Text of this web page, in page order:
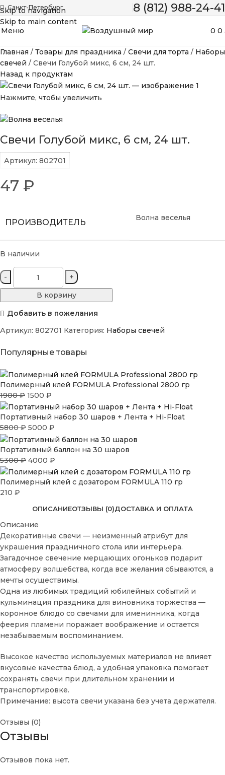
Skip to navigation
Skip to main content
Санкт-Петербург 8 (812) 988-24-41
Меню 0 0
Главная Товары для праздника Свечи для торта
Наборы
свечей
Свечи Голубой микс, 6 см, 24 шт.
Назад к продуктам
Нажмите, чтобы увеличить
Свечи Голубой микс, 6 см, 24 шт.
Артикул: 802701
47 ₽
ПРОИЗВОДИТЕЛЬ Волна веселья
В наличии
В корзину
Добавить в пожелания
Артикул: 802701 Категория: Наборы свечей
Популярные товары
Полимерный клей FORMULA Professional 2800 гр
1900₽ 1500 ₽
Портативный набор 30 шаров + Лента + Hi-Float
5800₽ 5000 ₽
Портативный баллон на 30 шаров
5300₽ 4000 ₽
Полимерный клей с дозатором FORMULA 110 гр
210 ₽
ОПИСАНИЕОТЗЫВЫ (0)ДОСТАВКА И ОПЛАТА
Описание
Декоративные свечи — неизменный атрибут для
украшения праздничного стола или интерьера.
Загадочное свечение мерцающих огоньков подарит
атмосферу волшебства, когда все желания сбываются, а
мечты осуществимы.
Одна из любимых традиций юбилейных событий и
кульминация праздника для виновника торжества —
коронное блюдо со свечами для именинника, когда
феерия пламени поражает воображение и остается
незабываемым воспоминанием.
Высокое качество используемых материалов не влияет
вкусовые качества блюд, а удобная упаковка помогает
сохранять свечи при длительном хранении и
транспортировке.
Примечание: высота свечи указана без учета держателя.
Отзывы (0)
Отзывы
Отзывов пока нет.